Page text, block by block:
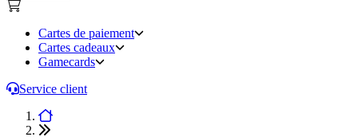
Cartes de paiement
Cartes cadeaux
Gamecards
Service client